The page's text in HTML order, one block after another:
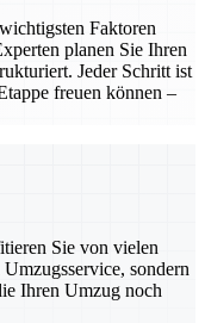
Faktoren
planen Sie Ihren
Jeder Schritt ist
freuen können –
Sie von vielen
sondern
Ihren Umzug noch